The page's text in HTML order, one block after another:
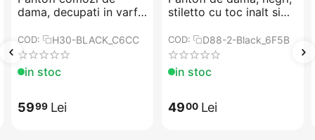
dama, decupati in varf
BLACK
COD: H30-BLACK_C6CC
in stoc
5999 Lei
stiletto cu toc inalt si
COD: D88-2-Black_6F5B
in stoc
4900 Lei